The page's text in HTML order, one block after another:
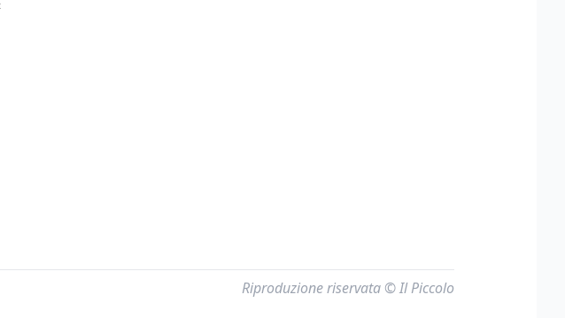
Riproduzione riservata © Il Piccolo